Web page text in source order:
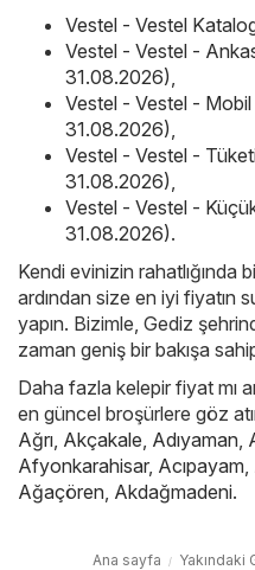
Vestel - Vestel
Vestel - Vestel -
31.08.2026)
Vestel - Vestel - Mobil
31.08.2026)
Vestel - Vestel -
31.08.2026)
Vestel - Vestel -
31.08.2026).
Kendi evinizin rahatlığında
ardından size en iyi fiyatın
yapın. Bizimle, Gediz
zaman geniş bir bakışa
Daha fazla kelepir fiyat mı
en güncel broşürlere göz
Ağrı Akçakale Adıyaman
Afyonkarahisar, Acıpayam
Ağaçören Akdağmadeni.
Ana sayfa Yakındaki